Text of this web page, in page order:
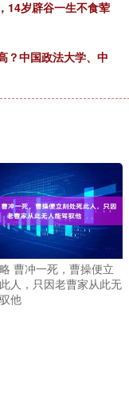
14岁辟谷一生不食荤
？中国政法大学、中
曹冲一死，曹操便立
人，只因老曹家从此无
他